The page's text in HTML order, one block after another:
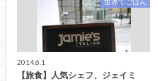
2014.6.1
【旅食】人気シェフ、ジェイミ